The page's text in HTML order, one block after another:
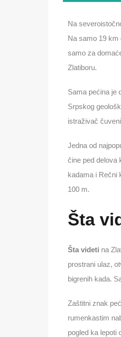
Na
Na samo 19 km
samo za
Zlatiboru.
Sama pećina je
Srpskog
istraživač čuveni
Jedna od
čine ped delova
kadama i Rečni
100 m.
Šta
Šta videti na
prostrani ulaz,
bigrenih kada.
Zaštitni znak
rumenkastim
pogled ka lepoti